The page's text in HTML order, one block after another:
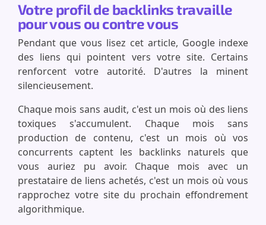
Votre profil de backlinks travaille
pour vous ou contre vous
Pendant que vous lisez cet article, Google indexe
des liens qui pointent vers votre site. Certains
renforcent votre autorité. D'autres la minent
silencieusement.
Chaque mois sans audit, c'est un mois où des liens
toxiques s'accumulent. Chaque mois sans
production de contenu, c'est un mois où vos
concurrents captent les backlinks naturels que
vous auriez pu avoir. Chaque mois avec un
prestataire de liens achetés, c'est un mois où vous
rapprochez votre site du prochain effondrement
algorithmique.